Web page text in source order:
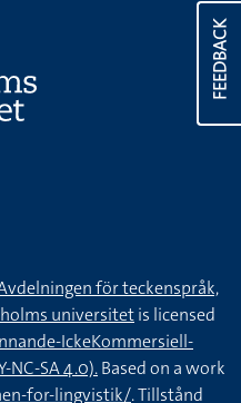
FEEDBACK
för teckenspråk,
universitetis licensed
IckeKommersiell-
NC-SA 4.0).Based on a work
for-lingvistik/. Tillstånd